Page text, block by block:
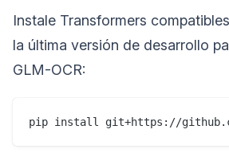
Instale Transformers
la última versión de desarrollo
GLM-OCR: